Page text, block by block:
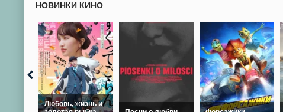
НОВИНКИ КИНО
Любовь, жизнь и